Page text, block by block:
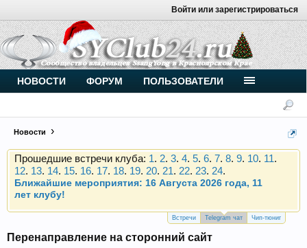
Войти или зарегистрироваться
Новости
Внимание, новые участники нашего клуба!
Основное общение происходит вTelegram-чате.
Присоединяйтесь.
Чип-тюнинг (прошивка) дизелей от
12.13.14.15 .16.17. 18.19. 20 .21. 22 .23. 24
Ближайшие мероприятия: 16 Августа 2026 года, 11
лет клубу!
Внимание, новые участники нашего клуба!
Основное общение происходит вTelegram-чате.
Встречи Telegram чат Чип-тюниг
Перенаправление на сторонний сайт
НОВОСТИ ФОРУМ ПОЛЬЗОВАТЕЛИ